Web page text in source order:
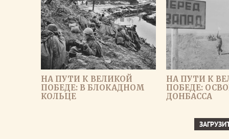
НА ПУТИ К ВЕЛИКОЙ
ПОБЕДЕ: В БЛОКАДНОМ
КОЛЬЦЕ
НА ПУТИ К
ПОБЕДЕ:
ДОНБАССА